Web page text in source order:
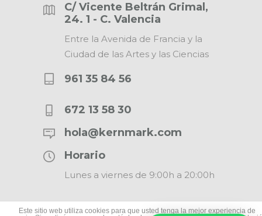
C/ Vicente Beltrán Grimal,
24. 1 - C. Valencia
Entre la Avenida de Francia y la
Ciudad de las Artes y las Ciencias
961 35 84 56
672 13 58 30
hola@kernmark.com
Horario
Lunes a viernes de 9:00h a 20:00h
Este sitio web utiliza cookies para que usted tenga la mejor experiencia de